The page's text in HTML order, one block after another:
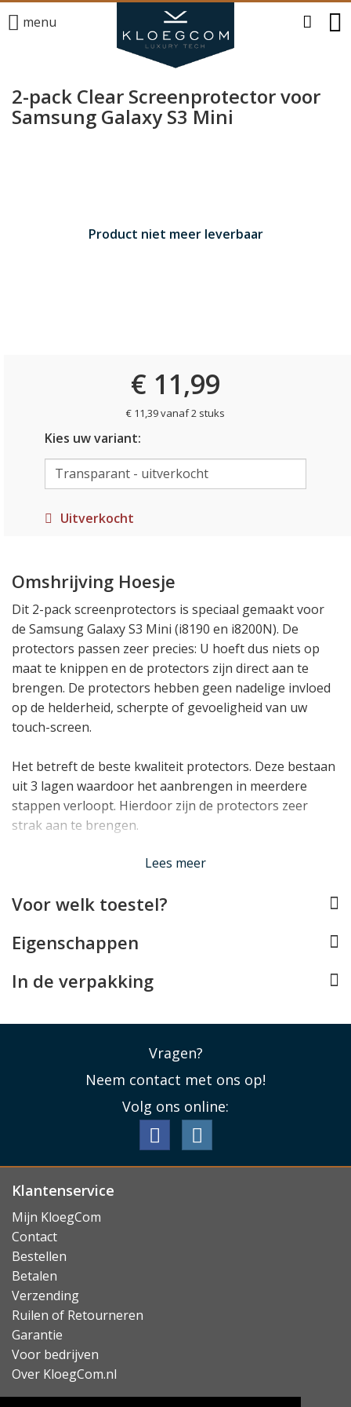
menu
2-pack Clear Screenprotector voor
Samsung Galaxy S3 Mini
Product niet meer leverbaar
€ 11,99
€ 11,39 vanaf 2 stuks
Kies uw variant:
Uitverkocht
Omshrijving Hoesje
Dit 2-pack screenprotectors is speciaal gemaakt voor
de Samsung Galaxy S3 Mini (i8190 en i8200N). De
protectors passen zeer precies: U hoeft dus niets op
maat te knippen en de protectors zijn direct aan te
brengen. De protectors hebben geen nadelige invloed
op de helderheid, scherpte of gevoeligheid van uw
touch-screen.
Het betreft de beste kwaliteit protectors. Deze bestaan
uit 3 lagen waardoor het aanbrengen in meerdere
stappen verloopt. Hierdoor zijn de protectors zeer
strak aan te brengen.
Lees minder
Lees meer
Voor welk toestel?
Eigenschappen
In de verpakking
Vragen?
Neem contact met ons op!
Volg ons online:
Klantenservice
Mijn KloegCom
Contact
Bestellen
Betalen
Verzending
Ruilen of Retourneren
Garantie
Voor bedrijven
Over KloegCom.nl